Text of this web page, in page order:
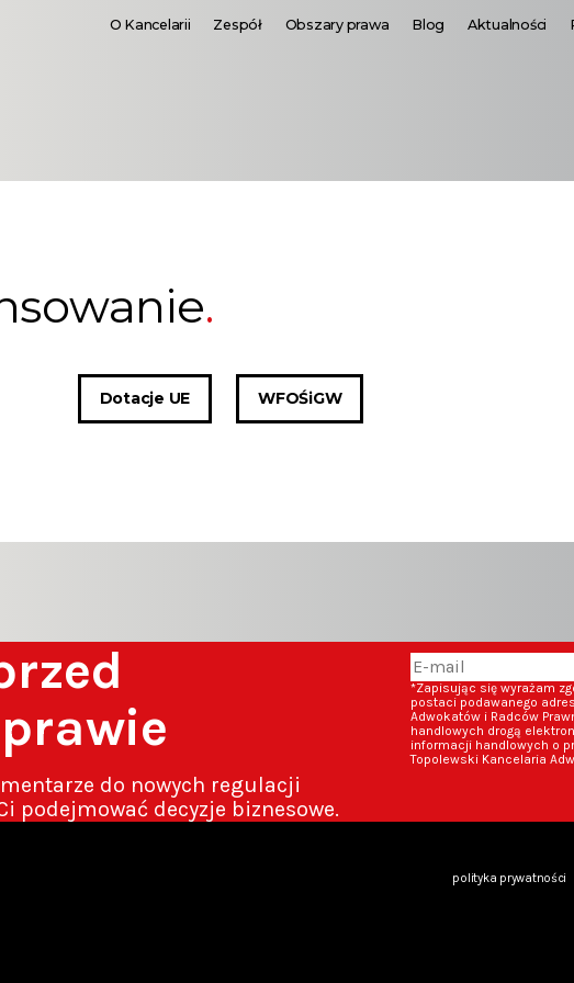
O Kancelarii Zespół Obszary prawa Blog Aktualności
Dotacje UE WFOŚiGW
do nowych regulacji
podejmować decyzje biznesowe.
*Zapisując się wyrażam
postaci podawanego
Adwokatów i Radców
handlowych drogą
informacji handlowych o
Topolewski Kancelaria
polityka prywatności